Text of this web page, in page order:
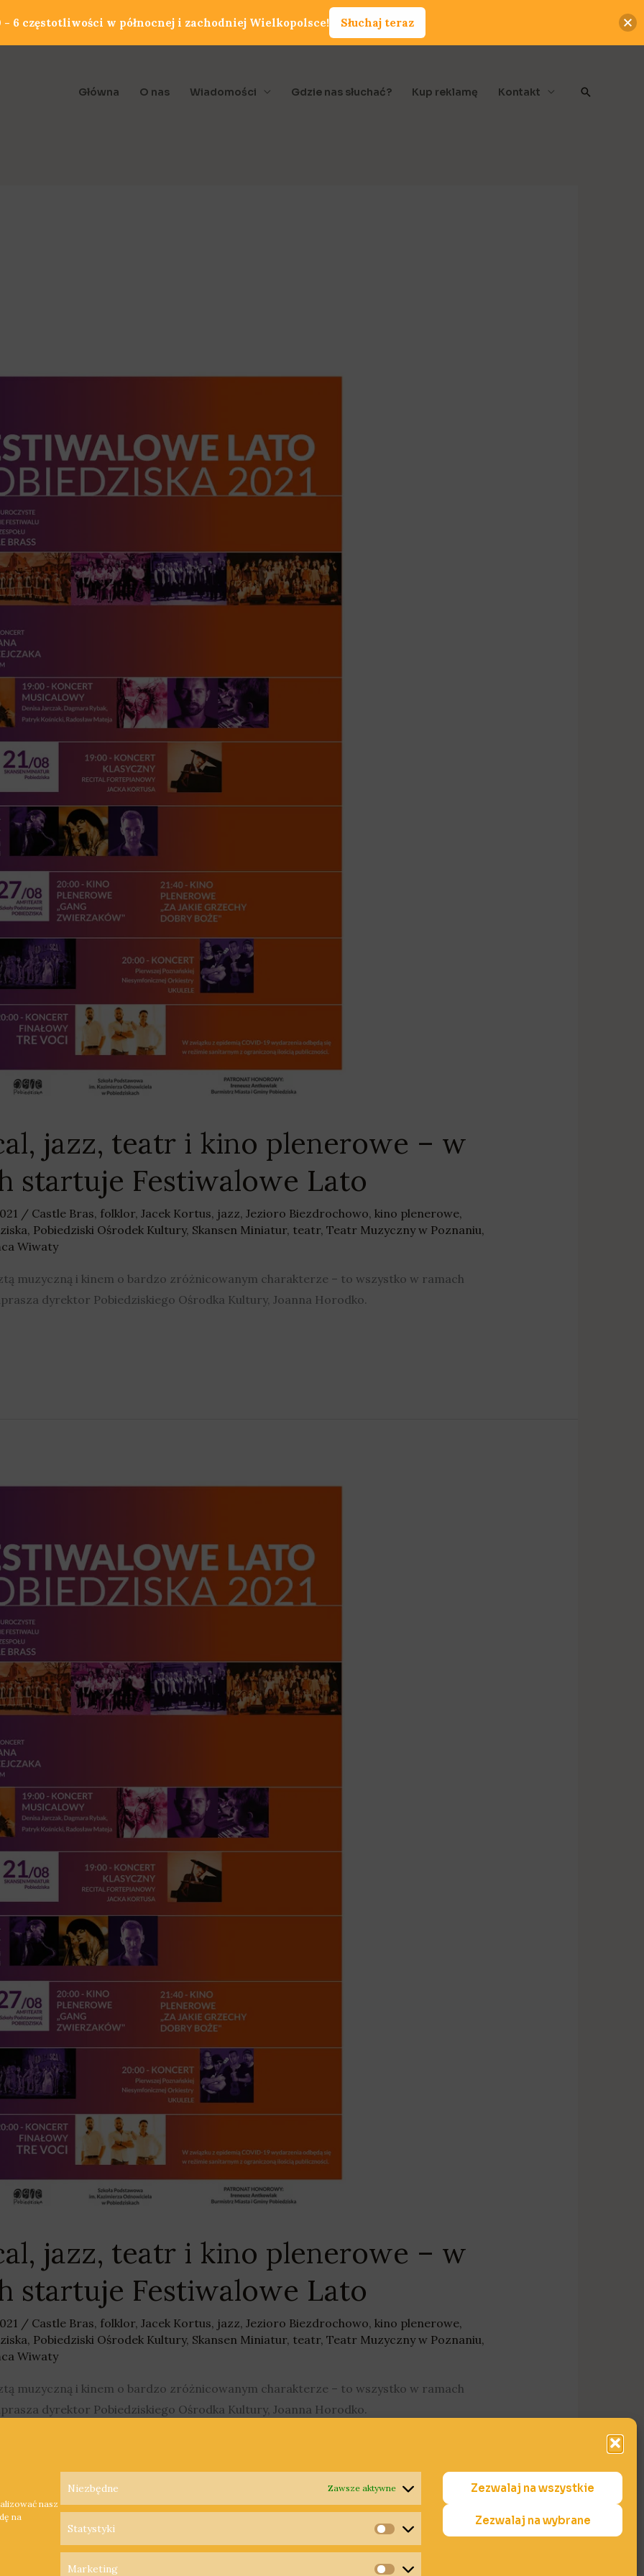
nasz
na
Niezbędne Zawsze aktywne
Statystyki
Statystyki
Marketing
Zezwalaj na wszystkie
Zezwalaj na wybrane
Główna O nas Wiadomości Gdzie nas słuchać? Kup reklamę Kontakt Szukaj
jazz, teatr i kino plenerowe – w
startuje Festiwalowe Lato
/ Castle Bras, folklor, Jacek Kortus, jazz, Jezioro Biezdrochowo, kino plenerowe,
, Pobiedziski Ośrodek Kultury, Skansen Miniatur, teatr, Teatr Muzyczny w Poznaniu,
Wiwaty
muzyczną i kinem o bardzo zróżnicowanym charakterze – to wszystko w ramach
dyrektor Pobiedziskiego Ośrodka Kultury, Joanna Horodko.
jazz, teatr i kino plenerowe – w
startuje Festiwalowe Lato
/ Castle Bras, folklor, Jacek Kortus, jazz, Jezioro Biezdrochowo, kino plenerowe,
, Pobiedziski Ośrodek Kultury, Skansen Miniatur, teatr, Teatr Muzyczny w Poznaniu,
Wiwaty
muzyczną i kinem o bardzo zróżnicowanym charakterze – to wszystko w ramach
dyrektor Pobiedziskiego Ośrodka Kultury, Joanna Horodko.
6 częstotliwości w północnej i zachodniej Wielkopolsce! Słuchaj teraz